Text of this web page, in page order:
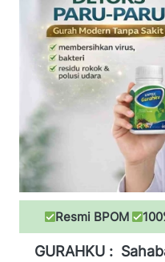
Resmi BPOM
GURAHKU :